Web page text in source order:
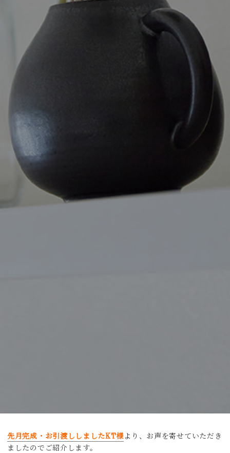
先月完成・お引渡ししましたKT様 より、お声を寄せていただき
ましたのでご紹介します。